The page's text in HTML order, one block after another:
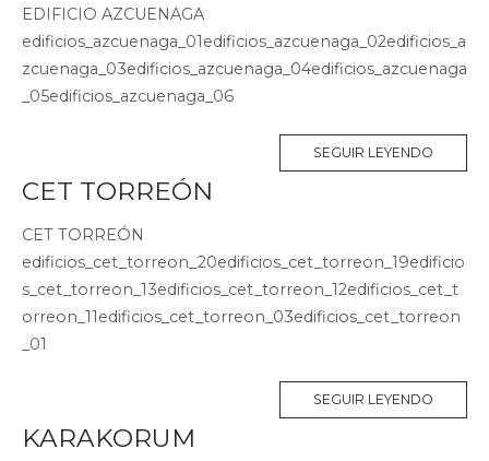
EDIFICIO AZCUENAGA
edificios_azcuenaga_01edificios_azcuenaga_02edificios_a
zcuenaga_03edificios_azcuenaga_04edificios_azcuenaga
_05edificios_azcuenaga_06
SEGUIR LEYENDO
CET TORREÓN
CET TORREÓN
edificios_cet_torreon_20edificios_cet_torreon_19edificio
s_cet_torreon_13edificios_cet_torreon_12edificios_cet_t
orreon_11edificios_cet_torreon_03edificios_cet_torreon
_01
SEGUIR LEYENDO
KARAKORUM